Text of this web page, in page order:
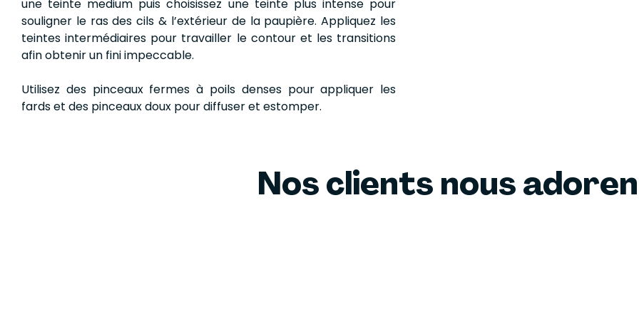
une teinte medium puis choisissez une teinte plus intense pour
souligner le ras des cils & l’extérieur de la paupière. Appliquez les
teintes intermédiaires pour travailler le contour et les transitions
afin obtenir un fini impeccable.
Utilisez des pinceaux fermes à poils denses pour appliquer les
fards et des pinceaux doux pour diffuser et estomper.
Nos clients nous